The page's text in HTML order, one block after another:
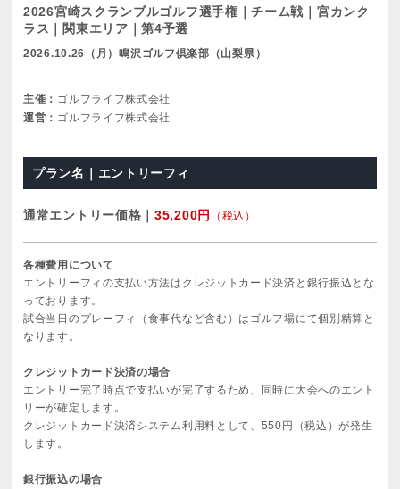
2026宮崎スクランブルゴルフ選手権｜チーム戦｜宮カンク
ラス｜関東エリア｜第4予選
2026.10.26（月）鳴沢ゴルフ倶楽部（山梨県）
主催： ゴルフライフ株式会社
運営： ゴルフライフ株式会社
プラン名｜エントリーフィ
通常エントリー価格｜35,200円 （税込）
各種費用について
エントリーフィの支払い方法はクレジットカード決済と銀行振込とな
っております。
試合当日のプレーフィ（食事代など含む）はゴルフ場にて個別精算と
なります。
クレジットカード決済の場合
エントリー完了時点で支払いが完了するため、同時に大会へのエント
リーが確定します。
クレジットカード決済システム利用料として、550円（税込）が発生
します。
銀行振込の場合